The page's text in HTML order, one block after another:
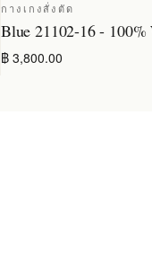
กางเกงสั่งตัด
Blue 21102-16 - 100%
฿ 3,800.00